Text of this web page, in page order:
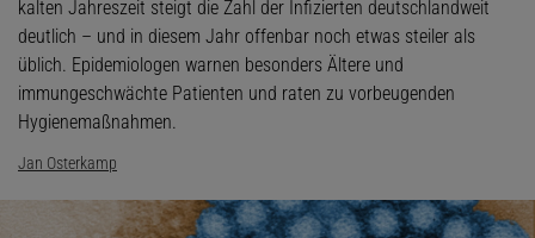
kalten Jahreszeit steigt die Zahl der Infizierten deutschlandweit
deutlich – und in diesem Jahr offenbar noch etwas steiler als
üblich. Epidemiologen warnen besonders Ältere und
immungeschwächte Patienten und raten zu vorbeugenden
Hygienemaßnahmen.
Jan Osterkamp